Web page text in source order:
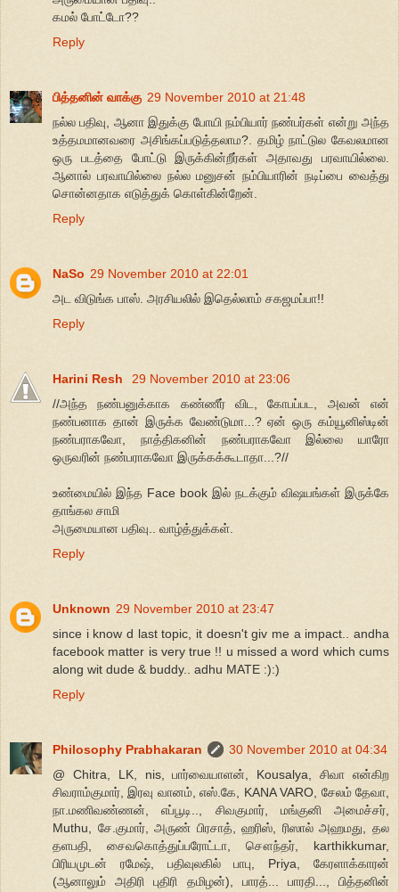
கமல் போட்டோ??
Reply
பித்தனின் வாக்கு 29 November 2010 at 21:48
நல்ல பதிவு, ஆனா இதுக்கு போயி நம்பியார் நண்பர்கள் என்று அந்த
உத்தமமானவரை அசிங்கப்படுத்தலாம?. தமிழ் நாட்டுல கேவலமான
ஒரு படத்தை போட்டு இருக்கின்றீர்கள் அதாவது பரவாயில்லை.
ஆனால் பரவாயில்லை நல்ல மனுசன் நம்பியாரின் நடிப்பை வைத்து
சொன்னதாக எடுத்துக் கொள்கின்றேன்.
Reply
NaSo 29 November 2010 at 22:01
அட விடுங்க பாஸ். அரசியலில் இதெல்லாம் சகஜமப்பா!!
Reply
Harini Resh
29 November 2010 at 23:06
//அந்த நண்பனுக்காக கண்ணீர் விட, கோபப்பட, அவன் என்
நண்பனாக தான் இருக்க வேண்டுமா...? ஏன் ஒரு கம்யூனிஸ்டின்
நண்பராகவோ, நாத்திகனின் நண்பராகவோ இல்லை யாரோ
ஒருவரின் நண்பராகவோ இருக்கக்கூடாதா...?//
உண்மையில் இந்த Face book இல் நடக்கும் விஷயங்கள் இருக்கே
தாங்கல சாமி
அருமையான பதிவு.. வாழ்த்துக்கள்.
Reply
Unknown 29 November 2010 at 23:47
since i know d last topic, it doesn't giv me a impact.. andha
facebook matter is very true !! u missed a word which cums
along wit dude & buddy.. adhu MATE :):)
Reply
Philosophy Prabhakaran
30 November 2010 at 04:34
@ Chitra, LK, nis, பார்வையாளன், Kousalya, சிவா என்கிற
சிவராம்குமார், இரவு வானம், எஸ்.கே, KANA VARO, சேலம் தேவா,
நா.மணிவண்ணன், எப்பூடி.., சிவகுமார், மங்குனி அமைச்சர்,
Muthu, சே.குமார், அருண் பிரசாத், ஹரிஸ், ரிஸால் அஹமது, தல
தளபதி, சைவகொத்துப்பரோட்டா, சௌந்தர், karthikkumar,
பிரியமுடன் ரமேஷ், பதிவுலகில் பாபு, Priya, கேரளாக்காரன்
(ஆனாலும் அதிரி புதிரி தமிழன்), பாரத்... பாரதி..., பித்தனின்